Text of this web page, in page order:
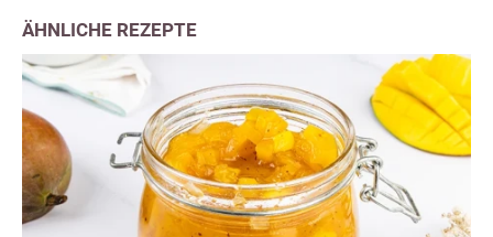
ÄHNLICHE REZEPTE